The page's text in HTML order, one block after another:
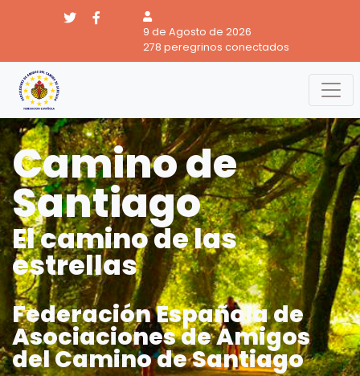
9 de Agosto de 2026
278 peregrinos conectados
Camino de
Santiago
El camino de las
estrellas
Federación Española de
Asociaciones de Amigos
del Camino de Santiago